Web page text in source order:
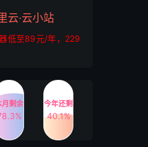
云·云小站
低至89元/年，229
月剩余 今年还剩
40.1%